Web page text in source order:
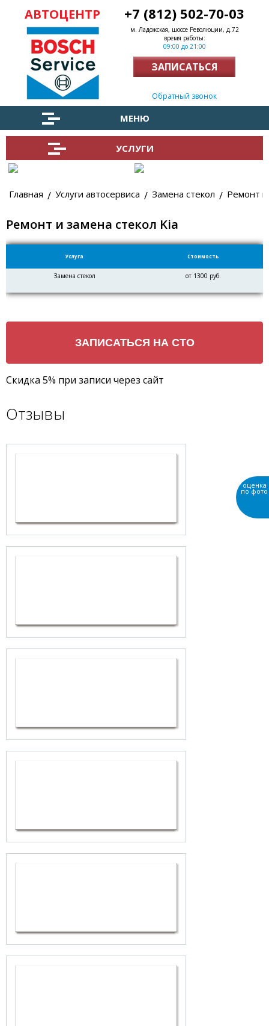
АВТОЦЕНТР +7 (812) 502-70-03
Заказать обратный звонок
м. Ладожская, шоссе Революции, д.72
время работы:
09:00 до 21:00
ЗАПИСАТЬСЯ
МЕНЮ
УСЛУГИ
Главная Услуги автосервиса Замена стекол Ремонт и
Ремонт и замена стекол Kia
Услуга Стоимость
Замена стекол от 1300 руб.
Скидка 5% при записи через сайт
Отзывы